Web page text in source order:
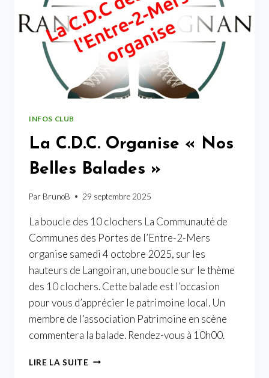
INFOS CLUB
La C.D.C. Organise « Nos
Belles Balades »
Par BrunoB 29 septembre 2025
La boucle des 10 clochers La Communauté de
Communes des Portes de l’Entre-2-Mers
organise samedi 4 octobre 2025, sur les
hauteurs de Langoiran, une boucle sur le thème
des 10 clochers. Cette balade est l’occasion
pour vous d’apprécier le patrimoine local. Un
membre de l’association Patrimoine en scène
commentera la balade. Rendez-vous à 10h00.
LIRE LA SUITELA